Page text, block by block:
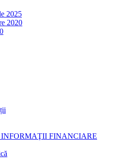
2025
2020
FINANCIARE